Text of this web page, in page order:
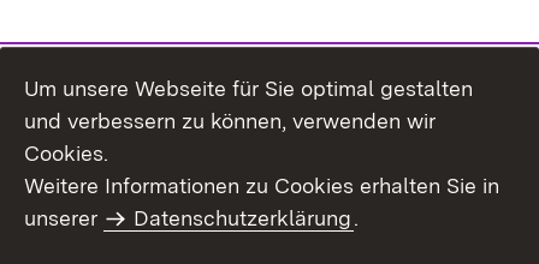
Um unsere Webseite für Sie optimal gestalten
und verbessern zu können, verwenden wir
Cookies.
Weitere Informationen zu Cookies erhalten Sie in
unserer
Datenschutzerklärung.